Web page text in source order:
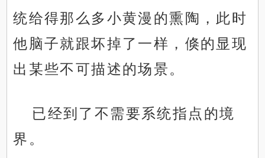
统给得那么多小黄漫的熏陶，此时
他脑子就跟坏掉了一样，倏的显现
出某些不可描述的场景。
已经到了不需要系统指点的境
界。